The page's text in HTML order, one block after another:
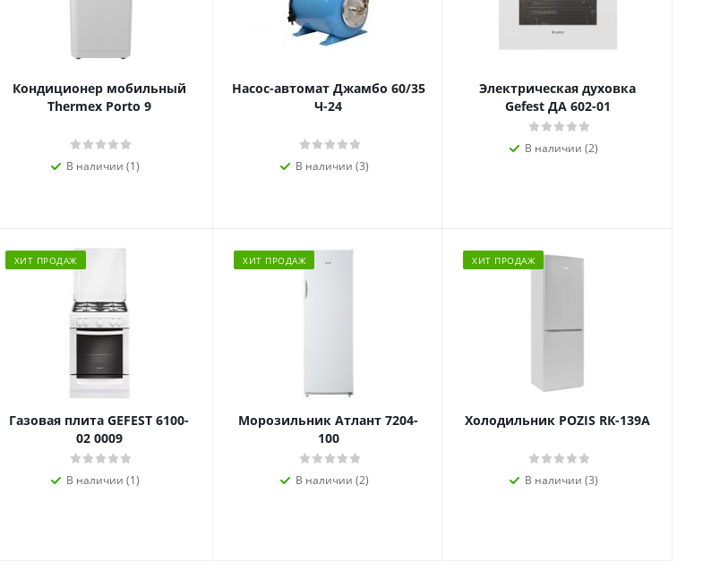
Кондиционер мобильный
Thermex Porto 9
В наличии (1)
Насос-автомат Джамбо 60/35
Ч-24
В наличии (3)
Электрическая духовка
Gefest ДА 602-01
В наличии (2)
ХИТ ПРОДАЖ
Газовая плита GEFEST 6100-
02 0009
В наличии (1)
ХИТ ПРОДАЖ
Морозильник Атлант 7204-
100
В наличии (2)
ХИТ ПРОДАЖ
Холодильник POZIS RК-139А
В наличии (3)